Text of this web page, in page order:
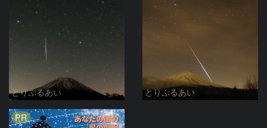
とりぷるあい とりぷるあい
PR